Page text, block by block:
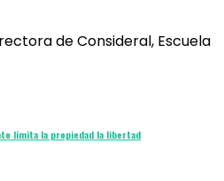
de Consideral, Escuela
limita la propiedad la libertad